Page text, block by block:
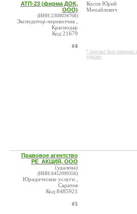
АТП-23 (фирма ДОК,
ООО)
(ИНН:2308034768)
Экспедитор-перевозчик ,
Краснодар
Код:21679
#4
Косов Юрий
Михайлович
* контакт был изменен
удален
Правовое агентство
РЕ_АКЦИЯ, ООО
(удалена)
(ИНН:6452099356)
Юридические услуги ,
Саратов
Код:8485921
#5